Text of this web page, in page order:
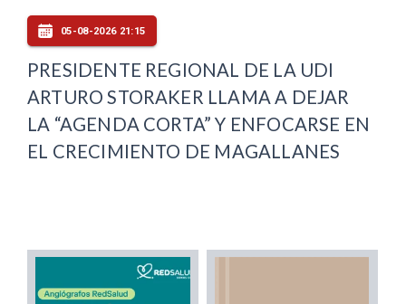
05-08-2026 21:15
PRESIDENTE REGIONAL DE LA UDI
ARTURO STORAKER LLAMA A DEJAR
LA “AGENDA CORTA” Y ENFOCARSE EN
EL CRECIMIENTO DE MAGALLANES